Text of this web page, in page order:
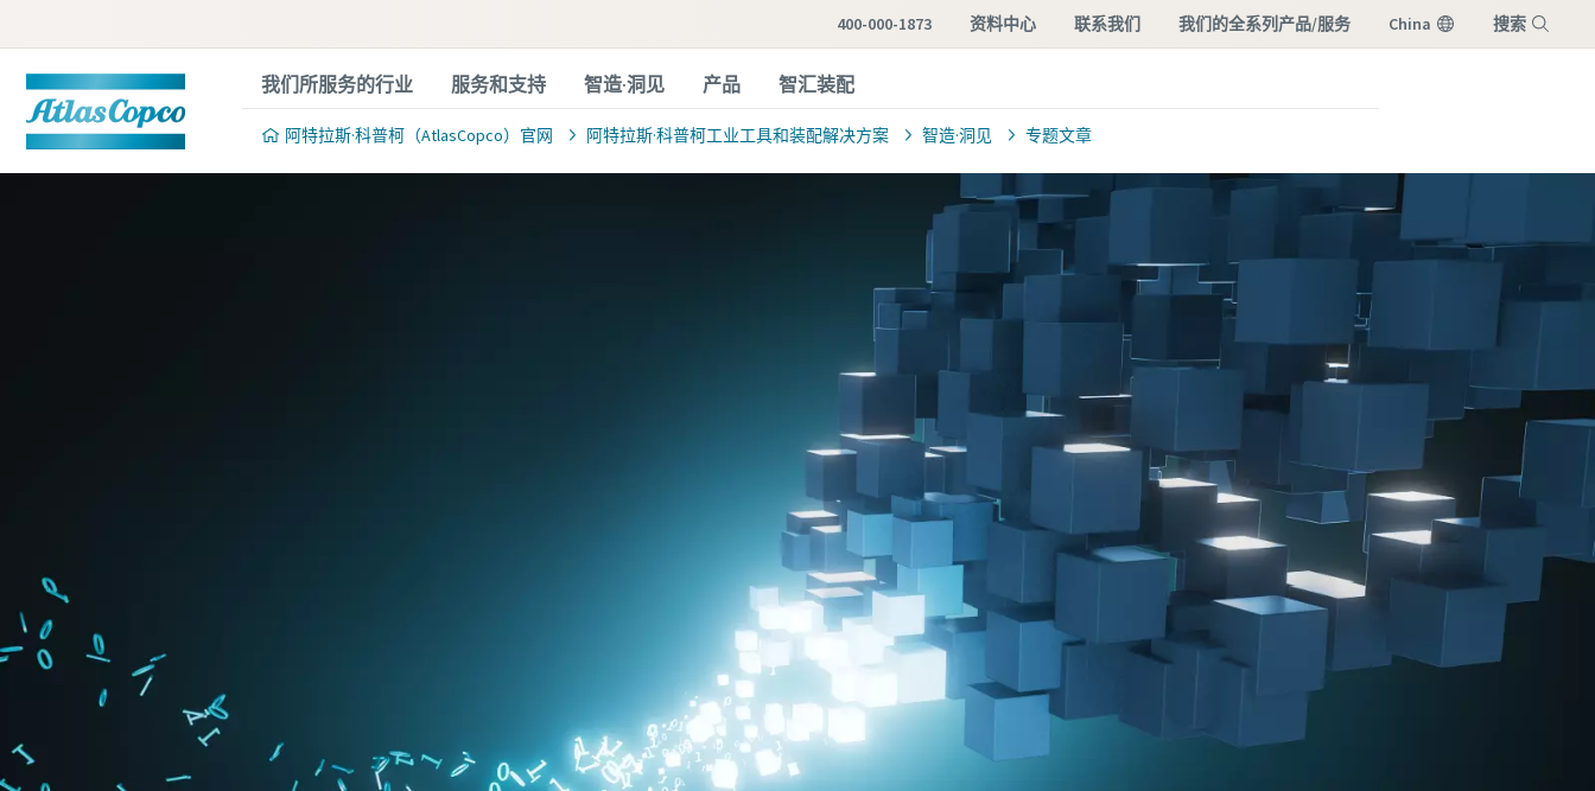
400-000-1873 资料中心 联系我们 我们的全系列产品/服务 China 搜索
我们所服务的行业 服务和支持 智造·洞见 产品 智汇装配
阿特拉斯·科普柯（AtlasCopco）官网 阿特拉斯·科普柯工业工具和装配解决方案 智造·洞见 专题文章